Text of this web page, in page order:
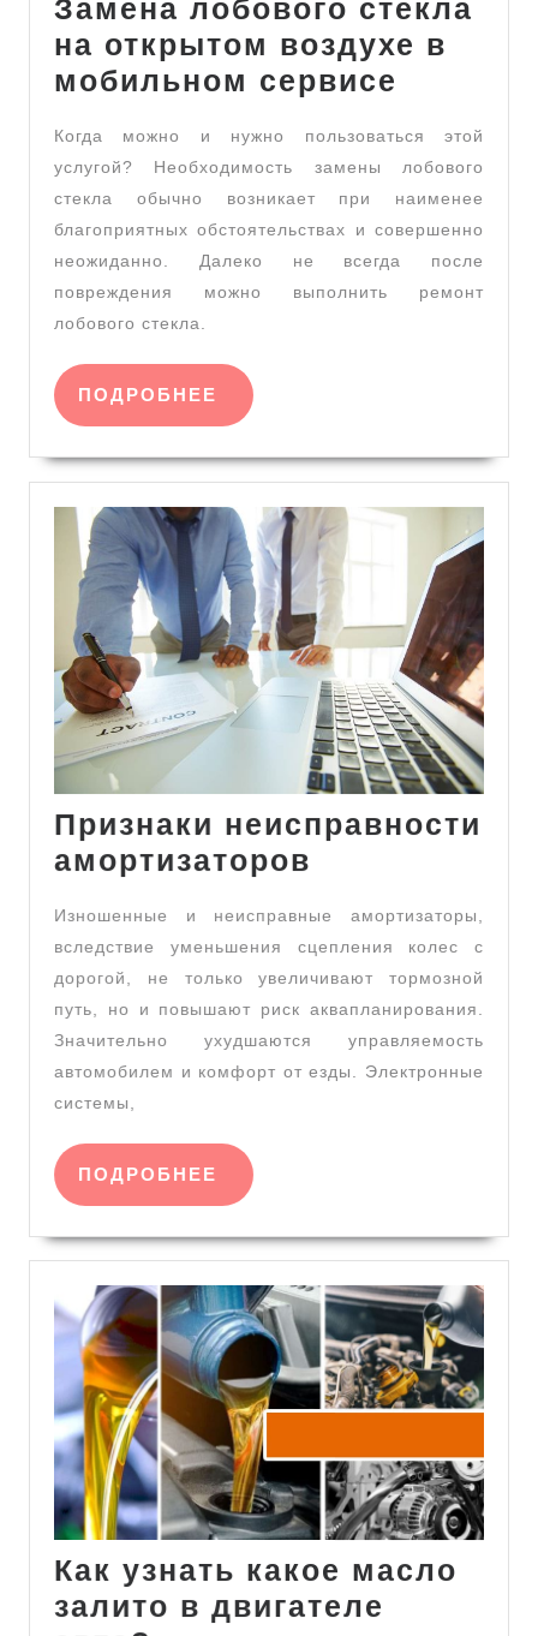
Замена лобового стекла
на открытом воздухе в
мобильном сервисе
стекла
воздухе
Когда можно и нужно пользоваться этой
услугой? Необходимость замены лобового
стекла обычно возникает при наименее
благоприятных обстоятельствах и совершенно
неожиданно. Далеко не всегда после
повреждения можно выполнить ремонт
лобового стекла.
ПОДРОБНЕЕ ПОДРОБНЕЕ
Признаки неисправности
амортизаторов
Изношенные и неисправные амортизаторы,
вследствие уменьшения сцепления колес с
дорогой, не только увеличивают тормозной
путь, но и повышают риск аквапланирования.
Значительно ухудшаются управляемость
автомобилем и комфорт от езды. Электронные
системы,
ПОДРОБНЕЕ ПОДРОБНЕЕ
Как узнать какое масло
залито в двигателе